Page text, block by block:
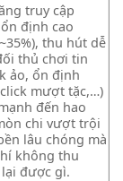
truy cập
ổn định cao
thu hút dễ
thủ chơitin
ảo,ổn định
mượt tặc,…)
đến hao
chivượt trội
lâu chóng mà
không thu
lại được gì.